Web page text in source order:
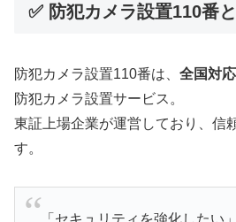
✅ 防犯カメラ設置110番
防犯カメラ設置110番は、 全国対
防犯カメラ設置サービス。
東証上場企業が運営しており、信
す。